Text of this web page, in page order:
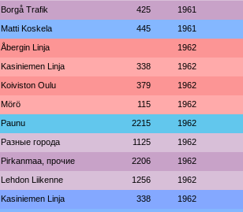
Borgå Trafik 425 1961
Matti Koskela 445 1961
Åbergin Linja 1962
Kasiniemen Linja 338 1962
Koiviston Oulu 379 1962
Mörö 115 1962
Paunu 2215 1962
Разные города 1125 1962
Pirkanmaa, прочие 2206 1962
Lehdon Liikenne 1256 1962
Kasiniemen Linja 338 1962